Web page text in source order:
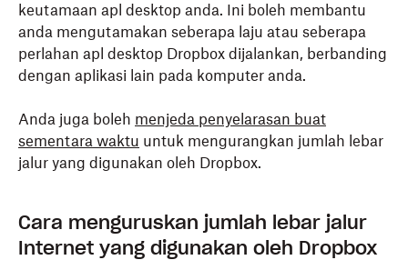
keutamaan apl desktop anda. Ini boleh membantu
anda mengutamakan seberapa laju atau seberapa
perlahan apl desktop Dropbox dijalankan, berbanding
dengan aplikasi lain pada komputer anda.
Anda juga boleh menjeda penyelarasan buat
sementara waktu untuk mengurangkan jumlah lebar
jalur yang digunakan oleh Dropbox.
Cara menguruskan jumlah lebar jalur
Internet yang digunakan oleh Dropbox